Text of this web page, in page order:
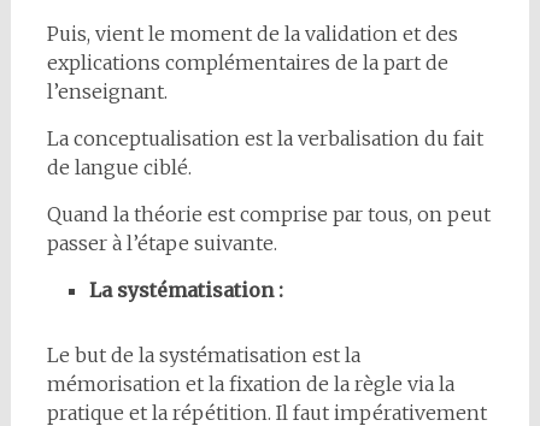
Puis, vient le moment de la validation et des
explications complémentaires de la part de
l’enseignant.
La conceptualisation est la verbalisation du fait
de langue ciblé.
Quand la théorie est comprise par tous, on peut
passer à l’étape suivante.
La systématisation :
Le but de la systématisation est la
mémorisation et la fixation de la règle via la
pratique et la répétition. Il faut impérativement